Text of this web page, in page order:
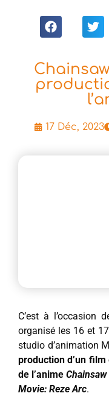
17 Déc, 2023
C’est à l’occasion
organisé les 16 et
studio d’animation
production d’un
de l’animeChainsaw
Movie: Reze Arc.